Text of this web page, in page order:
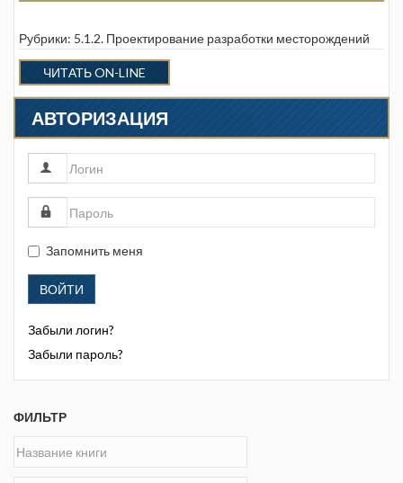
Рубрики: 5.1.2. Проектирование разработки месторождений
ЧИТАТЬ ON-LINE
АВТОРИЗАЦИЯ
Запомнить меня
ВОЙТИ
Забыли логин?
Забыли пароль?
ФИЛЬТР